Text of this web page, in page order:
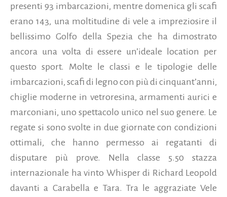
presenti 93 imbarcazioni, mentre domenica gli scafi
erano 143, una moltitudine di vele a impreziosire il
bellissimo Golfo della Spezia che ha dimostrato
ancora una volta di essere un’ideale location per
questo sport. Molte le classi e le tipologie delle
imbarcazioni, scafi di legno con più di cinquant’anni,
chiglie moderne in vetroresina, armamenti aurici e
marconiani, uno spettacolo unico nel suo genere. Le
regate si sono svolte in due giornate con condizioni
ottimali, che hanno permesso ai regatanti di
disputare più prove. Nella classe 5.50 stazza
internazionale ha vinto Whisper di Richard Leopold
davanti a Carabella e Tara. Tra le aggraziate Vele